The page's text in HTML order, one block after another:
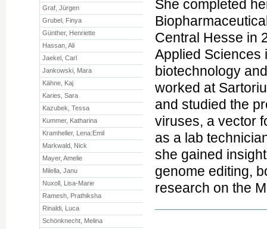
She completed
Central Hesse in
Applied Sciences
biotechnology
worked at
and studied the
viruses, a vector
as a lab
she gained
genome editing,
research on the
Graf, Jürgen
Grubel, Finya
Günther, Henriette
Hassan, Ali
Jaekel, Carl
Jankowski, Mara
Kähne, Kaj
Karies, Sara
Kazubek, Tessa
Kummer, Katharina
Kramheller, Lena:Emil
Markwald, Nick
Mayer, Amelie
Milella, Janu
Nuxoll, Lisa-Marie
Ramesh, Prathiksha
Rinaldi, Luca
Schönknecht, Melina